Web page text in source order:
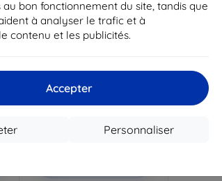
au bon fonctionnement du site, tandis que
à analyser le trafic et à
contenu et les publicités.
Accepter
Personnaliser